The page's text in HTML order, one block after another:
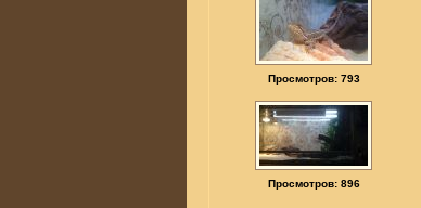
Просмотров: 793
Просмотров: 896